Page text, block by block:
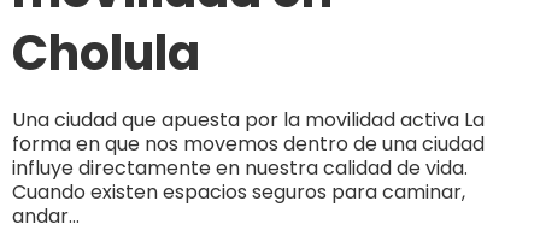
Cholula
Una ciudad que apuesta por la movilidad activa La
forma en que nos movemos dentro de una ciudad
influye directamente en nuestra calidad de vida.
Cuando existen espacios seguros para caminar,
andar...